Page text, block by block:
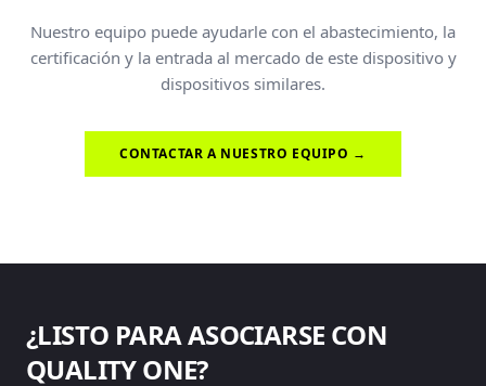
Nuestro equipo puede ayudarle con el abastecimiento, la
certificación y la entrada al mercado de este dispositivo y
dispositivos similares.
CONTACTAR A NUESTRO EQUIPO →
¿LISTO PARA ASOCIARSE CON
QUALITY ONE?